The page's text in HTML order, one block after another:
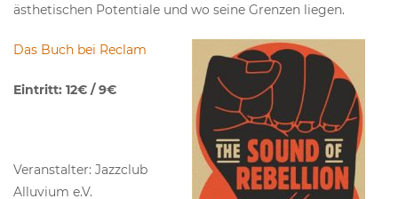
ästhetischen Potentiale und wo seine Grenzen liegen.
Das Buch bei Reclam
Eintritt: 12€ / 9€
Veranstalter: Jazzclub
Alluvium e.V.